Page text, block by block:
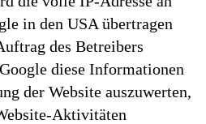
in den USA übertragen
des Betreibers
diese Informationen
der Website auszuwerten,
Aktivitäten